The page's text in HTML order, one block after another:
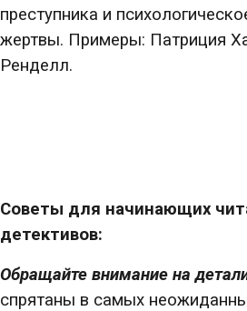
преступника и
жертвы. Примеры: Патриция
Ренделл.
Советы для начинающих
детективов:
Обращайте внимание на
спрятаны в самых